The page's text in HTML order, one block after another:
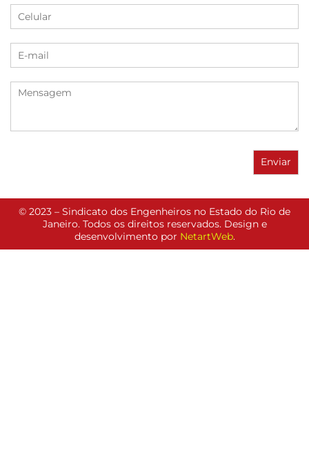
© 2023 – Sindicato dos Engenheiros no Estado do Rio de
Janeiro. Todos os direitos reservados. Design e
desenvolvimento por NetartWeb.